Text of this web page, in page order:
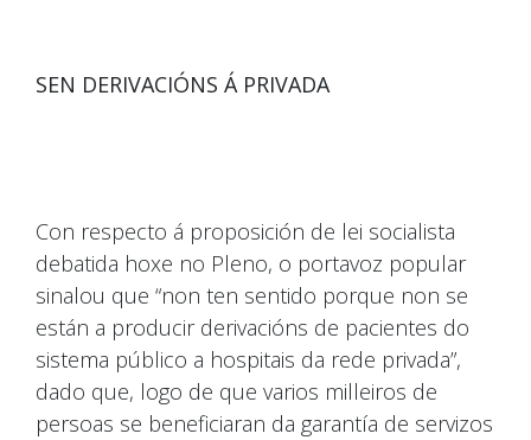
SEN DERIVACIÓNS Á PRIVADA
Con respecto á proposición de lei socialista
debatida hoxe no Pleno, o portavoz popular
sinalou que “non ten sentido porque non se
están a producir derivacións de pacientes do
sistema público a hospitais da rede privada”,
dado que, logo de que varios milleiros de
persoas se beneficiaran da garantía de servizos